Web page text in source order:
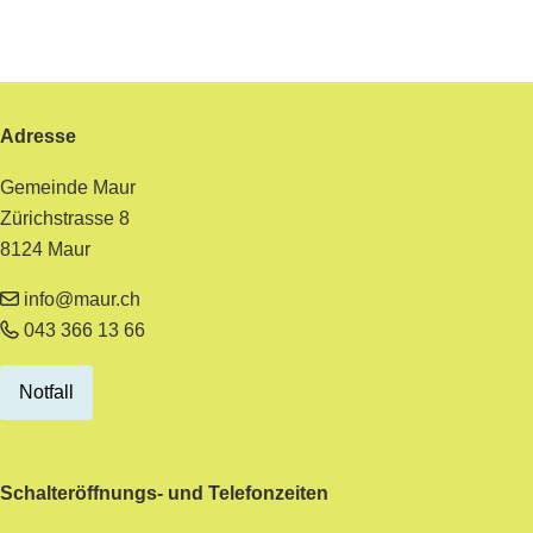
Adresse
Gemeinde Maur
Zürichstrasse 8
8124 Maur
info@maur.ch
043 366 13 66
Notfall
Schalteröffnungs- und Telefonzeiten